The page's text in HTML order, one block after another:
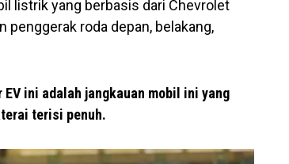
listrik yang berbasis dari Chevrolet
penggerak roda depan, belakang,
ini adalah jangkauan mobil ini yang
terisi penuh.